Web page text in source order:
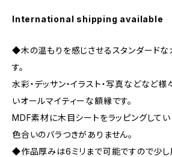
International shipping available
◆木の温もりを感じさせるスタンダードな
す。
水彩・デッサン・イラスト・写真などなど
いオールマイティーな額縁です。
MDF素材に木目シートをラッピングして
色合いのバラつきがありません。
◆作品厚みは6ミリまで可能ですので少